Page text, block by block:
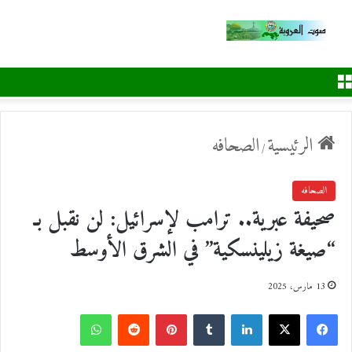
الرئيسية/الصحافه
الصحافه
صحيفة عبرية.. ترامب لإسرائيل: لن نقبل بـ
“صيغة زيلينسكية” في الشرق الأوسط
13 مارس، 2025